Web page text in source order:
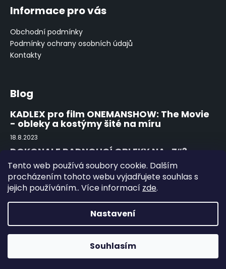
Tento web používá soubory cookie. Dalším
procházením tohoto webu vyjadřujete souhlas s
jejich používáním.. Více informací zde.
Nastavení
Souhlasím
Informace pro vás
Obchodní podmínky
Podmínky ochrany osobních údajů
Kontakty
Blog
KADLEX pro film ONEMANSHOW: The Movie
- obleky a kostýmy šité na míru
18.8.2023
DOKONALE PADNOUCÍ OBLEKY NA „Z“?
ZEGNA!
15.8.2022
První obutí a použití kožené obuvi
15.8.2022
Kadlex. Všechna práva vyhrazena.